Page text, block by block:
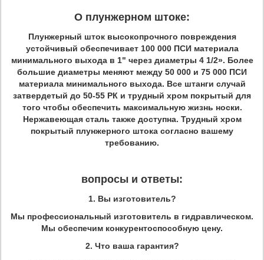
О плунжерном штоке:
Плунжерный шток высокопрочного повреждения
устойчивый обеспечивает 100 000 ПСИ материала
минимального выхода в 1" через диаметры 4 1/2». Более
большие диаметры меняют между 50 000 и 75 000 ПСИ
материала минимального выхода. Все штанги случай
затвердетый до 50-55 РК и трудный хром покрытый для
того чтобы обеспечить максимальную жизнь носки.
Нержавеющая сталь также доступна. Трудный хром
покрытый плунжерного штока согласно вашему
требованию.
вопросы и ответы:
1. Вы изготовитель?
Мы профессиональный изготовитель в гидравлическом.
Мы обеспечим конкурентоспособную цену.
2. Что ваша гарантия?